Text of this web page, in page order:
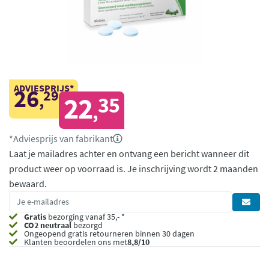
ADVIESPRIJS*
26,29 22,35
*Adviesprijs van fabrikant
Laat je mailadres achter en ontvang een bericht wanneer dit
product weer op voorraad is. Je inschrijving wordt 2 maanden
bewaard.
Gratis bezorging vanaf 35,- *
CO2 neutraalbezorgd
Ongeopend gratis retourneren binnen 30 dagen
Klanten beoordelen ons met8,8/10